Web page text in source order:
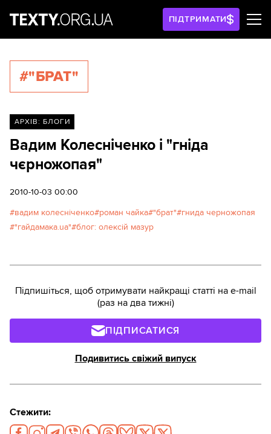
ПІДТРИМАТИ
#"БРАТ"
АРХІВ: БЛОГИ
Вадим Колесніченко і "гніда
чєрножопая"
2010-10-03 00:00
вадим колесніченко роман чайка "брат" гнида черножопая
"гайдамака.ua" блог: олексій мазур
Підпишіться, щоб отримувати найкращі статті на e-mail
(раз на два тижні)
ПІДПИСАТИСЯ
Подивитись свіжий випуск
Стежити: